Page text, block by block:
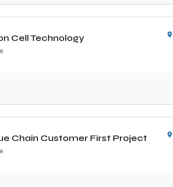
Cell Technology
Chain Customer First Project